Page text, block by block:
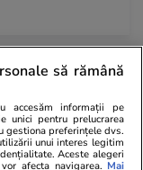
19:25
misiunii de
care a
să rămână
accesăm informații pe
unici pentru prelucrarea
gestiona preferințele dvs.
unui interes legitim
Aceste alegeri
afecta navigarea. Mai